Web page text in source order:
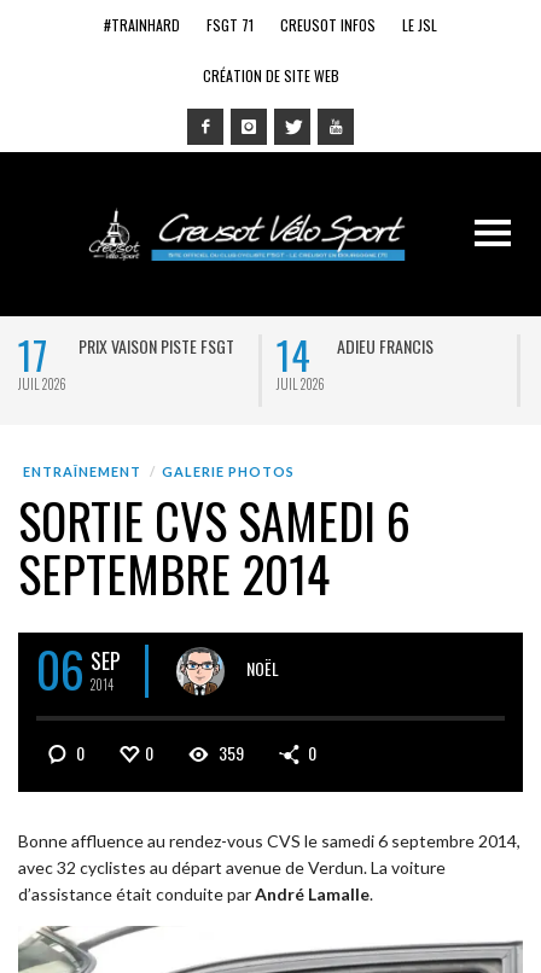
#TRAINHARD FSGT 71 CREUSOT INFOS LE JSL
CRÉATION DE SITE WEB
17
JUIL 2026
PRIX VAISON PISTE FSGT 14
JUIL 2026
ADIEU FRANCIS
ENTRAÎNEMENT GALERIE PHOTOS
SORTIE CVS SAMEDI 6
SEPTEMBRE 2014
06 SEP
2014
NOËL
0 0 359 0
Bonne affluence au rendez-vous CVS le samedi 6 septembre 2014,
avec 32 cyclistes au départ avenue de Verdun. La voiture
d’assistance était conduite parAndré Lamalle.